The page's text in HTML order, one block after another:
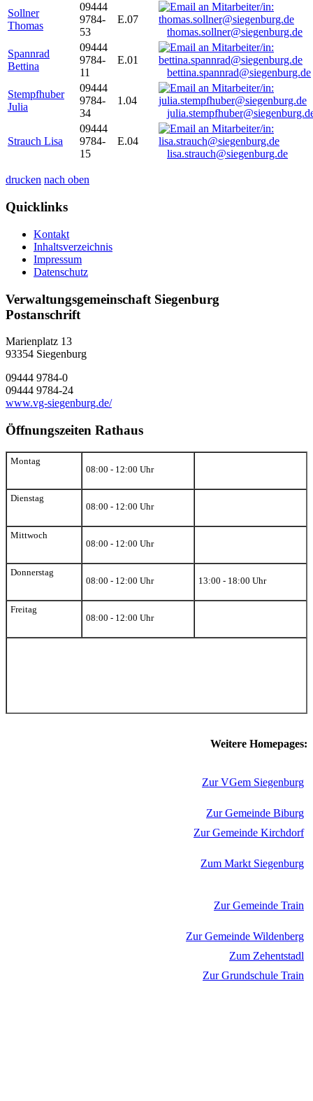
Sollner
Thomas
09444
9784-
53
E.07
thomas.sollner@siegenburg.de
Spannrad
Bettina
09444
9784-
11
E.01
bettina.spannrad@siegenburg.de
Stempfhuber
Julia
09444
9784-
34
1.04
Strauch Lisa
09444
9784-
15
E.04
lisa.strauch@siegenburg.de
drucken nach oben
Quicklinks
Kontakt
Inhaltsverzeichnis
Impressum
Datenschutz
Verwaltungsgemeinschaft Siegenburg
Postanschrift
Marienplatz 13
93354 Siegenburg
09444 9784-0
09444 9784-24
www.vg-siegenburg.de/
Öffnungszeiten Rathaus
Montag
08:00 - 12:00 Uhr
Dienstag
08:00 - 12:00 Uhr
Mittwoch
08:00 - 12:00 Uhr
Donnerstag
08:00 - 12:00 Uhr
13:00 - 18:00 Uhr
Freitag
08:00 - 12:00 Uhr
Weitere Homepages:
Zur VGem Siegenburg
Zur Gemeinde Biburg
Zur Gemeinde Kirchdorf
Zum Markt Siegenburg
Zur Gemeinde Train
Zur Gemeinde Wildenberg
Zum Zehentstadl
Zur Grundschule Train